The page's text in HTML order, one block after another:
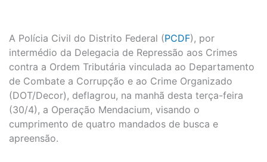
A Polícia Civil do Distrito Federal (PCDF), por
intermédio da Delegacia de Repressão aos Crimes
contra a Ordem Tributária vinculada ao Departamento
de Combate a Corrupção e ao Crime Organizado
(DOT/Decor), deflagrou, na manhã desta terça-feira
(30/4), a Operação Mendacium, visando o
cumprimento de quatro mandados de busca e
apreensão.